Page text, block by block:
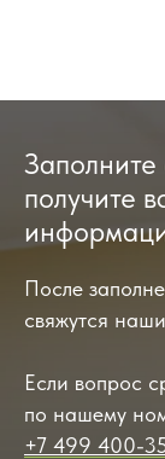
получите
После
свяжутся
Если вопрос
по нашему
+7 499 400-